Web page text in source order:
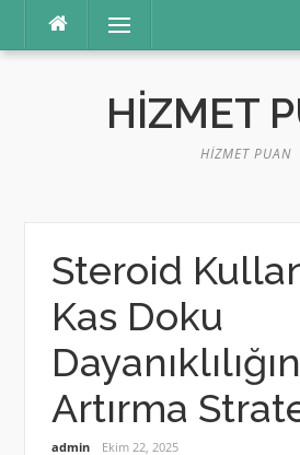
Menü
HIZMET
HIZMET PUAN
Steroid
Kas Doku
Artırma
admin Ekim 22, 2025